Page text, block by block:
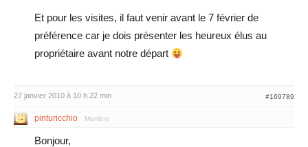
Et pour les visites, il faut venir avant le 7 février de
préférence car je dois présenter les heureux élus au
propriétaire avant notre départ
27 janvier 2010 à 10 h 22 min #169789
pinturicchio Membre
Bonjour,